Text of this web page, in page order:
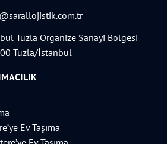
Tuzla Organize Sanayi Bölgesi
Tuzla/İstanbul
Ev Taşıma